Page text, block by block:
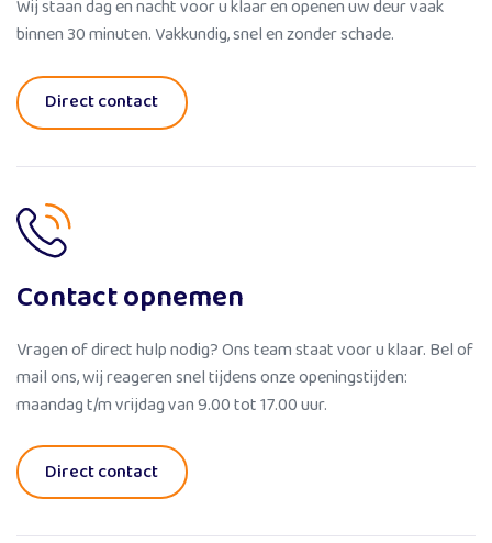
Wij staan dag en nacht voor u klaar en openen uw deur vaak
binnen 30 minuten. Vakkundig, snel en zonder schade.
Direct contact
Contact opnemen
Vragen of direct hulp nodig? Ons team staat voor u klaar. Bel of
mail ons, wij reageren snel tijdens onze openingstijden:
maandag t/m vrijdag van 9.00 tot 17.00 uur.
Direct contact